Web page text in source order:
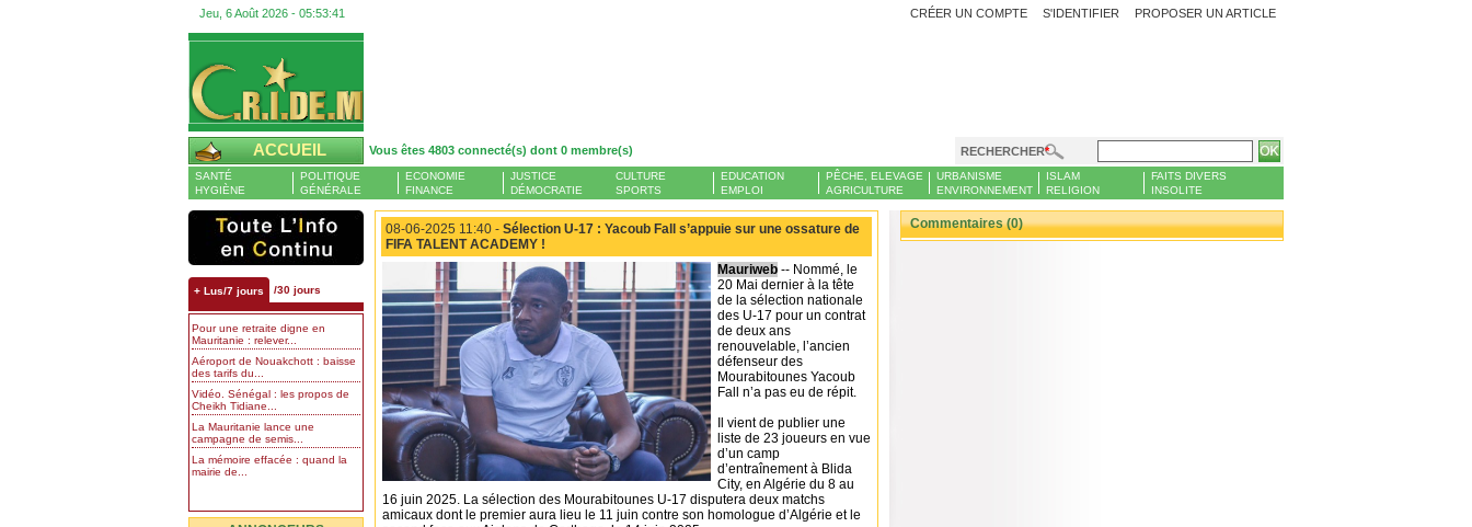
Jeu, 6 Août 2026 - 05:53:42 PROPOSER UN ARTICLE
CRÉER UN COMPTE S'IDENTIFIER
ACCUEIL Vous êtes 4803 connecté(s) dont 0 membre(s) RECHERCHER
SANTÉ
HYGIÈNE
POLITIQUE
GÉNÉRALE
ECONOMIE
FINANCE
JUSTICE
DÉMOCRATIE
CULTURE
SPORTS
EDUCATION
EMPLOI
PÊCHE, ELEVAGE
AGRICULTURE
URBANISME
ENVIRONNEMENT
ISLAM
RELIGION
FAITS DIVERS
INSOLITE
+ Lus/7 jours /30 jours
Pour une retraite digne en
Mauritanie : relever...
Aéroport de Nouakchott : baisse
des tarifs du...
Vidéo. Sénégal : les propos de
Cheikh Tidiane...
La Mauritanie lance une
campagne de semis...
La mémoire effacée : quand la
mairie de...
08-06-2025 11:40 - Sélection U-17 : Yacoub Fall s’appuie sur une ossature de
FIFA TALENT ACADEMY !
Mauriweb -- Nommé, le
20 Mai dernier à la tête
de la sélection nationale
des U-17 pour un contrat
de deux ans
renouvelable, l’ancien
défenseur des
Mourabitounes Yacoub
Fall n’a pas eu de répit.
Il vient de publier une
liste de 23 joueurs en vue
d’un camp
d’entraînement à Blida
City, en Algérie du 8 au
16 juin 2025. La sélection des Mourabitounes U-17 disputera deux matchs
amicaux dont le premier aura lieu le 11 juin contre son homologue d’Algérie et le
Commentaires (0)